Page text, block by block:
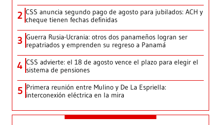
2 CSS anuncia segundo pago de agosto para jubilados: ACH y
cheque tienen fechas definidas
3 Guerra Rusia-Ucrania: otros dos panameños logran ser
repatriados y emprenden su regreso a Panamá
4 CSS advierte: el 18 de agosto vence el plazo para elegir el
sistema de pensiones
5 Primera reunión entre Mulino y De La Espriella:
interconexión eléctrica en la mira